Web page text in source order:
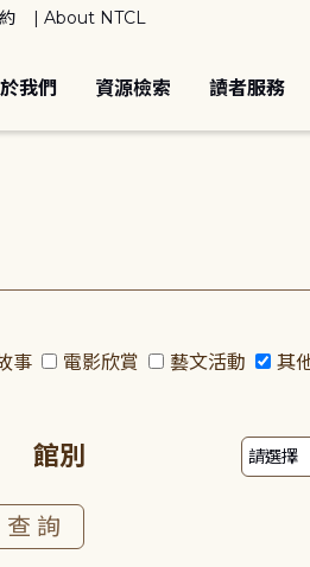
About NTCL
我們 資源檢索 讀者服務
事 電影欣賞 藝文活動 其
館別